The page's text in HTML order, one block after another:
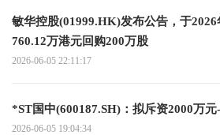
敏华控股(01999.HK)发布公告，于
760.12万港元回购200万股
2026-06-05 22:11:17
*ST国中(600187.SH)：拟斥资2000万
2026-06-05 19:04:34